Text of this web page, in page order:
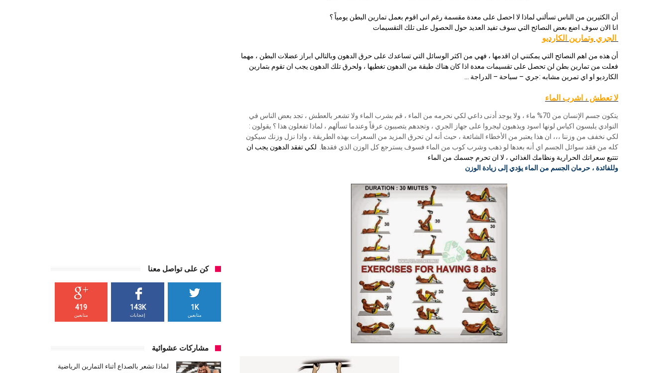
أن الكثيرين من الناس تسألني لماذا لا احصل على معدة مقسمة رغم اني اقوم بعمل تمارين البطن يومياً ؟
انا الان سوف اضع بعض النصائح التي سوف تفيد العديد حول الحصول على تلك التقسيمات
الجري وتمارين الكارديو
أن هذه من اهم النصائح التي يمكنني ان اقدمها ، فهي من اكثر الوسائل التي تساعدك على حرق الدهون وبالتالي ابراز عضلات البطن ، مهما
فعلت من تمارين بطن لن تحصل على تقسيمات معدة اذا كان هناك طبقة من الدهون تغطيها ، ولحرق تلك الدهون يجب ان تقوم بتمارين
الكارديو او اي تمرين مشابه :جري – سباحة – الدراجة …
لا تعطش ، اشرب الماء
يتكون جسم الإنسان من 70% ماء ، ولا يوجد أدنى داعي لكي نحرمه من الماء ، قم بشرب الماء ولا تشعر بالعطش ، تجد بعض الناس في
النوادي يلبسون اكياس لونها اسود ويذهبون ليجروا على جهاز الجري ، وتجدهم يتصببون عرقاً وعندما تسألهم ، لماذا تفعلون هذا ؟ يقولون :
لكي نخفف من وزننا ،،، ان هذا يعتبر من الأخطاء الشائعة ، حيث أنه لن تحرق المزيد من السعرات بهذه الطريقة ، واذا نزل وزنك سيكون
كله من فقد سوائل الجسم اي أنه بعدها لو ذهب وشرب كوب من الماء فسوف يسترجع كل الوزن الذي فقدها. لكي تفقد الدهون يجب ان
تتتبع سعراتك الحرارية ونظامك الغذائي ، لا ان تحرم جسمك من الماء
وللفائدة ، حرمان الجسم من الماء يؤدي إلى زيادة الوزن
كن على تواصل معنا
1K
متابعين
143K
إعجابات
419
متابعين
مشاركات عشوائية
لماذا تشعر بالصداع أثناء التمارين الرياضية